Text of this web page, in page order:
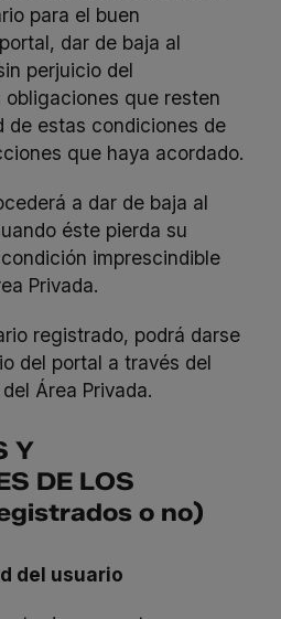
para el buen
dar de baja al
perjuicio del
que resten
de estas condiciones de
que haya acordado.
a dar de baja al
éste pierda su
imprescindible
Privada.
registrado, podrá darse
del portal a través del
Área Privada.
Y
DE LOS
o no)
del usuario